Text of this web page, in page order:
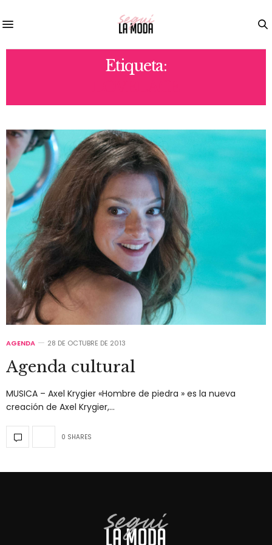
Etiqueta:
AGENDA 28 DE OCTUBRE DE 2013
Agenda cultural
MUSICA – Axel Krygier «Hombre de piedra » es la nueva
creación de Axel Krygier,…
0 SHARES